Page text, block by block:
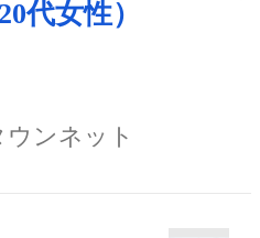
代女性）
ウンネット